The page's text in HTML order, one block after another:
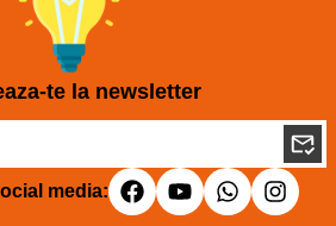
te la newsletter
media: